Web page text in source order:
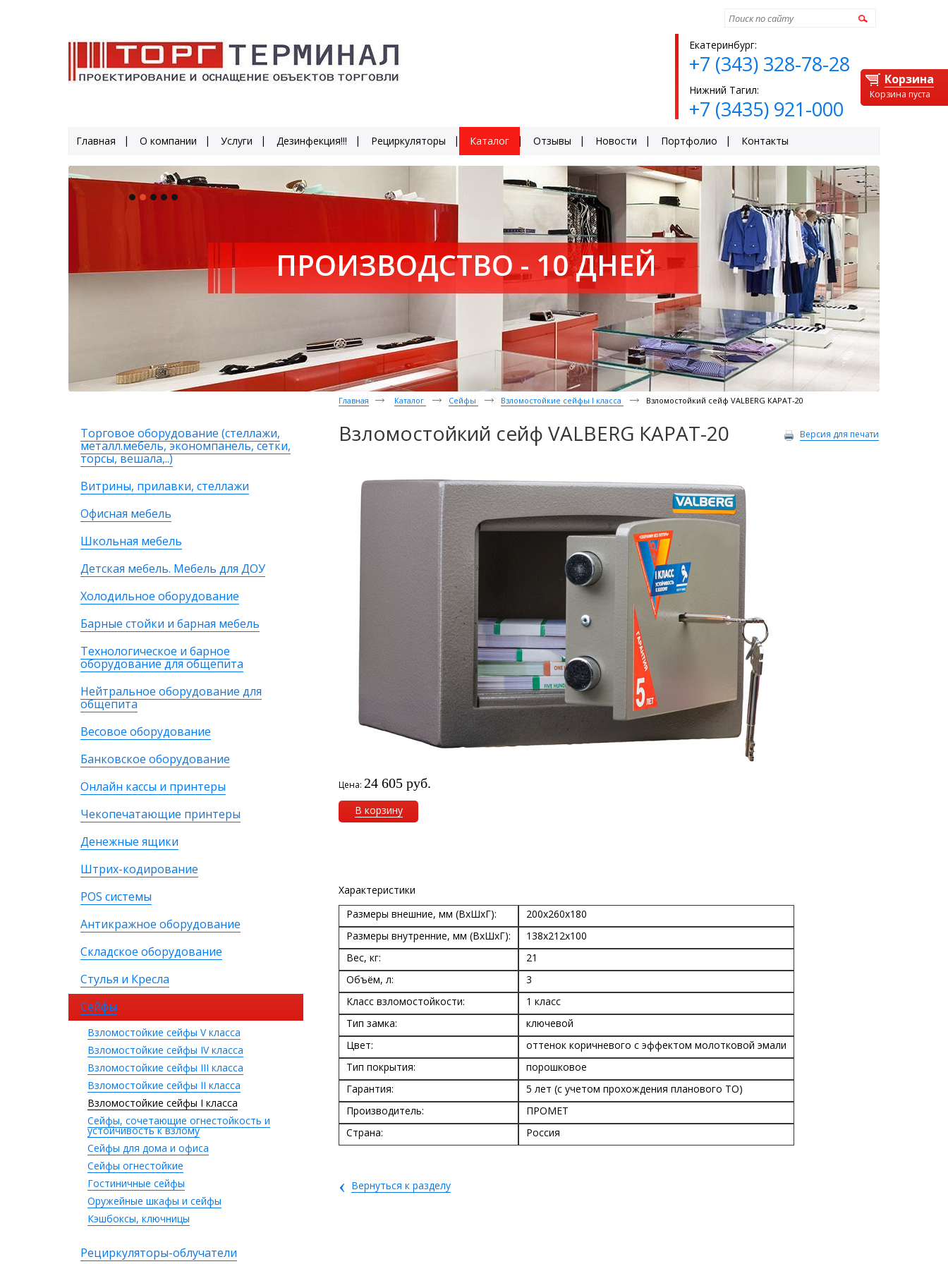
Екатеринбург:
+7 (343) 328-78-28
Нижний Тагил:
+7 (3435) 921-000
Главная О компании Услуги Дезинфекция!!! Рециркуляторы Каталог Отзывы Новости Портфолио Контакты
Корзина
Корзина пуста
ПРОИЗВОДСТВО - 10 ДНЕЙ
14 ЛЕТ СТАБИЛЬНОЙ РАБОТЫ
Торговое оборудование (стеллажи,
металл.мебель, экономпанель, сетки,
торсы, вешала,..)
Витрины, прилавки, стеллажи
Офисная мебель
Школьная мебель
Детская мебель. Мебель для ДОУ
Холодильное оборудование
Барные стойки и барная мебель
Технологическое и барное
оборудование для общепита
Нейтральное оборудование для
общепита
Весовое оборудование
Банковское оборудование
Онлайн кассы и принтеры
Чекопечатающие принтеры
Денежные ящики
Штрих-кодирование
POS системы
Антикражное оборудование
Складское оборудование
Стулья и Кресла
Сейфы
Взломостойкие сейфы V класса
Взломостойкие сейфы IV класса
Взломостойкие сейфы III класса
Взломостойкие сейфы II класса
Взломостойкие сейфы I класса
Сейфы, сочетающие огнестойкость и
устойчивость к взлому
Сейфы для дома и офиса
Сейфы огнестойкие
Гостиничные сейфы
Оружейные шкафы и сейфы
Кэшбоксы, ключницы
Рециркуляторы-облучатели
Главная Каталог Сейфы Взломостойкие сейфы I класса Взломостойкий сейф VALBERG КАРАТ-20
Взломостойкий сейф VALBERG КАРАТ-20 Версия для печати
Цена:24 605 руб.
В корзину
Характеристики
Размеры внешние, мм (ВхШхГ):
200x260x180
Размеры внутренние, мм (ВхШхГ):
138x212x100
Вес, кг:
21
Объём, л:
3
Класс взломостойкости:
1 класс
Тип замка:
ключевой
Цвет:
оттенок коричневого с эффектом молотковой эмали
Тип покрытия:
порошковое
Гарантия:
5 лет (с учетом прохождения планового ТО)
Производитель:
ПРОМЕТ
Страна:
Россия
‹ Вернуться к разделу